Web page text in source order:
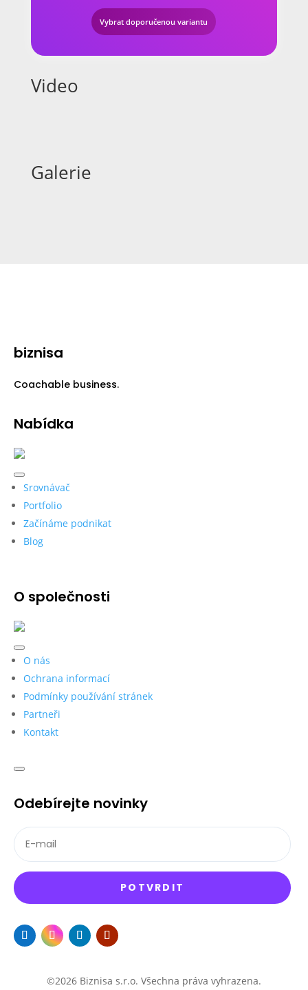
Vybrat doporučenou variantu
Video
Galerie
biznisa
Coachable business.
Nabídka
Srovnávač
Portfolio
Začínáme podnikat
Blog
O společnosti
O nás
Ochrana informací
Podmínky používání stránek
Partneři
Kontakt
Odebírejte novinky
POTVRDIT
©2026 Biznisa s.r.o. Všechna práva vyhrazena.